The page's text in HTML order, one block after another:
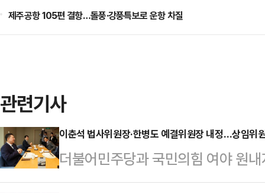
제주공항 105편 결항…돌풍·강풍특보로 운항 차질
관련기사
이춘석 법사위원장·한병도 예결위원장 내정…상임위
더불어민주당과 국민의힘 여야 원
예산안 처리를 위한 오찬 회동을 가